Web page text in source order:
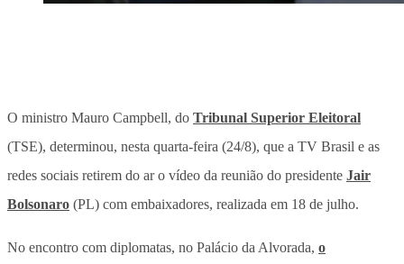
O ministro Mauro Campbell, do Tribunal Superior Eleitoral
(TSE), determinou, nesta quarta-feira (24/8), que a TV Brasil e as
redes sociais retirem do ar o vídeo da reunião do presidente Jair
Bolsonaro (PL) com embaixadores, realizada em 18 de julho.
No encontro com diplomatas, no Palácio da Alvorada, o